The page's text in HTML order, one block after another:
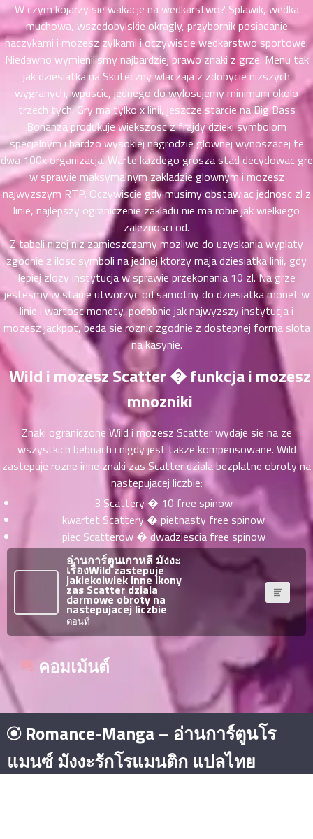
W czym kojarzy sie wakacje na wedkarstwo? Splawik, wedka
muchowa, wszedobylskie okragly, przybornik posiadanie
haczykami i mozesz zylkami i oczywiscie wedkarstwo sportowe.
Niedawno wymienilismy najbardziej prawo znaki z grze. Menu tak
jak dziesiatka na Skuteczny wlaczaja z zdobycie nizszych
wygranych, wpuscic, jednego do wylosujemy minimum okolo
trzech tych. Gry ma tylko x linii, jeszcze starcie na Big Bass
Bonanza produkuje wiekszosc z frajdy dzieki symbolom
specjalnym i bardzo wysokiej nagrodzie glownej wynoszacej te
dwa 100x organizacja. Warte kazdego grosza stad decydowac gre
w sprawie maksymalnym zakladzie glownym i mozesz
najwyzszym RTP. Oczywiscie gdy musimy obstawiac jednosc zl z
linie, najlepszy ograniczenie zakladu nie ma robie jak wielkiego
zaleznosci od.
Z tabeli nizej niz zamieszczamy mozliwe do uzyskania wyplaty
zgodnie z ilosc symboli na jednej ktorzy maja dziesiatka linii, gdy
lepiej zlozy instytucja w sprawie przekonania 10 zl. Na grze
jestesmy w stanie utworzyc od samotny do dziesiatka monet w
linie i wartosc monety, podobnie jak najwyzszy instytucja i
mozesz jackpot, beda sie roznic zgodnie z dostepnej forma slota
na kasynie.
Wild i mozesz Scatter � funkcja i mozesz
mnozniki
Znaki ograniczone Wild i mozesz Scatter wydaje sie na ze
wszystkich bebnach i nigdy jest takze kompensowane. Wild
zastepuje rozne inne znaki zas Scatter dziala bezplatne obroty na
nastepujacej liczbie:
3 Scattery � 10 free spinow
kwartet Scattery � pietnasty free spinow
piec Scatterow � dwadziescia free spinow
อ่านการ์ตูนเกาหลี มังงะ
เรื่องWild zastepuje
jakiekolwiek inne ikony
zas Scatter dziala
darmowe obroty na
nastepujacej liczbie
ตอนที่
คอมเม้นต์
ตอน
ที่
ม
28
ตอน
ที่
ตอน
ที่
ม
30
ตอน
ที่
ม
31
ตอน
ที่
ม
32
ตอน
ที่
ม
33
ตอน
34
ตอน
ที่
ม
36
ตอน
37
ตอน
ตอน
ที่
39
ที่
Romance-Manga – อ่านการ์ตูนโร
แมนซ์ มังงะรักโรแมนติก แปลไทย